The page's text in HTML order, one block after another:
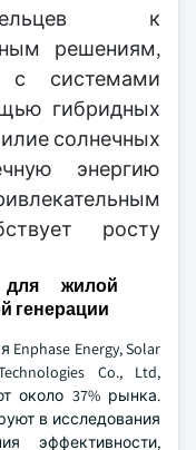
к
решениям,
с системами
гибридных
солнечных
энергию
росту
жилой
генерации
Energy, Solar
Co., Ltd,
около 37% рынка.
в исследования
эффективности,